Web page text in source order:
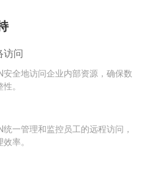
访问
安全地访问企业内部资源，确保数
。
一管理和监控员工的远程访问，
率。